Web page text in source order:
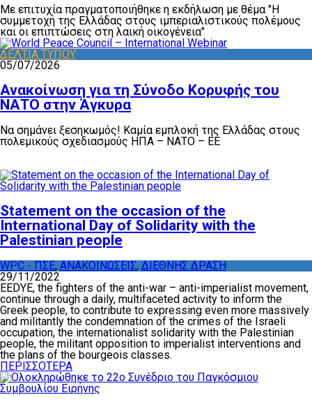
Με επιτυχία πραγματοποιήθηκε η εκδήλωση με θέμα "Η
συμμετοχή της Ελλάδας στους ιμπεριαλιστικούς πολέμους
και οι επιπτώσεις στη λαική οικογένεια"
ΔΕΛΤΙΑ ΤΥΠΟΥ
05/07/2026
Ανακοίνωση για τη Σύνοδο Κορυφής του
ΝΑΤΟ στην Άγκυρα
Να σημάνει ξεσηκωμός! Καμία εμπλοκή της Ελλάδας στους
πολεμικούς σχεδιασμούς ΗΠΑ – ΝΑΤΟ – ΕΕ
Statement on the occasion of the
International Day of Solidarity with the
Palestinian people
WPC - ΠΣΕ, ΑΝΑΚΟΙΝΩΣΕΙΣ, ΔΙΕΘΝΗΣ ΔΡΑΣΗ
29/11/2022
EEDYE, the fighters of the anti-war – anti-imperialist movement,
continue through a daily, multifaceted activity to inform the
Greek people, to contribute to expressing even more massively
and militantly the condemnation of the crimes of the Israeli
occupation, the internationalist solidarity with the Palestinian
people, the militant opposition to imperialist interventions and
the plans of the bourgeois classes.
ΠΕΡΙΣΣΟΤΕΡΑ